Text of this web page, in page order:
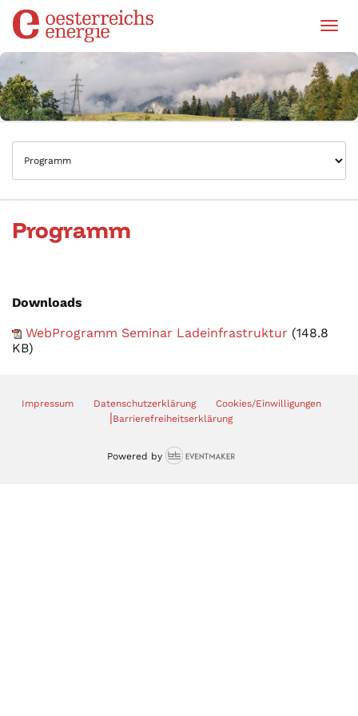
Programm
Downloads
WebProgramm Seminar Ladeinfrastruktur (148.8
KB)
Impressum Datenschutzerklärung Cookies/Einwilligungen
|Barrierefreiheitserklärung
Powered by